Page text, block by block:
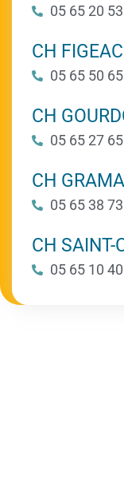
05 65 20
CH FIGEAC
05 65 50
CH
05 65 27
CH
05 65 38
CH SAINT-
05 65 10